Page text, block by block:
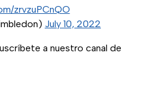
zrvzuPCnQO
July 10, 2022
a nuestro canal de